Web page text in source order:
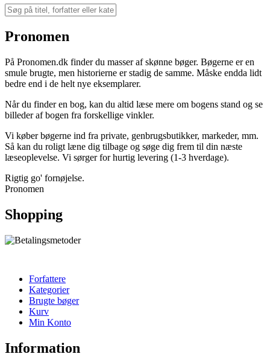
Pronomen
På Pronomen.dk finder du masser af skønne bøger. Bøgerne er en
smule brugte, men historierne er stadig de samme. Måske endda lidt
bedre end i de helt nye eksemplarer.
Når du finder en bog, kan du altid læse mere om bogens stand og se
billeder af bogen fra forskellige vinkler.
Vi køber bøgerne ind fra private, genbrugsbutikker, markeder, mm.
Så kan du roligt læne dig tilbage og søge dig frem til din næste
læseoplevelse. Vi sørger for hurtig levering (1-3 hverdage).
Rigtig go' fornøjelse.
Pronomen
Shopping
Forfattere
Kategorier
Brugte bøger
Kurv
Min Konto
Information